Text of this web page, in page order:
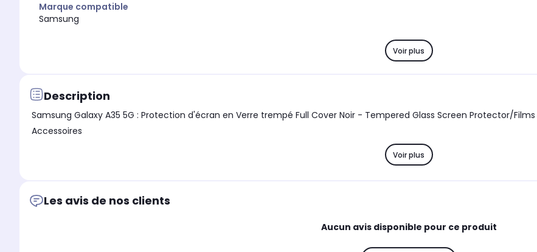
Marque compatible
Samsung
Voir plus
Description
Samsung Galaxy A35 5G : Protection d'écran en Verre trempé Full Cover Noir - Tempered Glass Screen Protector/Films vitre Protecteur Smartphone Samsung Galaxy A35 5G -
Accessoires
Voir plus
Les avis de nos clients
Aucun avis disponible pour ce produit